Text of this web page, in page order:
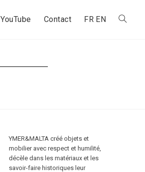
YouTube Contact FR EN Toggle
YMER&MALTA créé objets et
mobilier avec respect et humilité,
décèle dans les matériaux et les
savoir-faire historiques leur